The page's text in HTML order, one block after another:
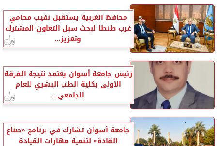
محافظ الغربية يستقبل نقيب محامي
غرب طنطا لبحث سبل التعاون المشترك
وتعزيز...
رئيس جامعة أسوان يعتمد نتيجة الفرقة
الأولى بكلية الطب البشري للعام
الجامعي...
جامعة أسوان تشارك في برنامج «صناع
القادة» لتنمية مهارات القيادة